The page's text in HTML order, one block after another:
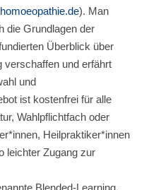
). Man
die Grundlagen der
Überblick über
verschaffen und erfährt
und
ist kostenfrei für alle
Wahlpflichtfach oder
Heilpraktiker*innen
leichter Zugang zur
Blended-Learning.